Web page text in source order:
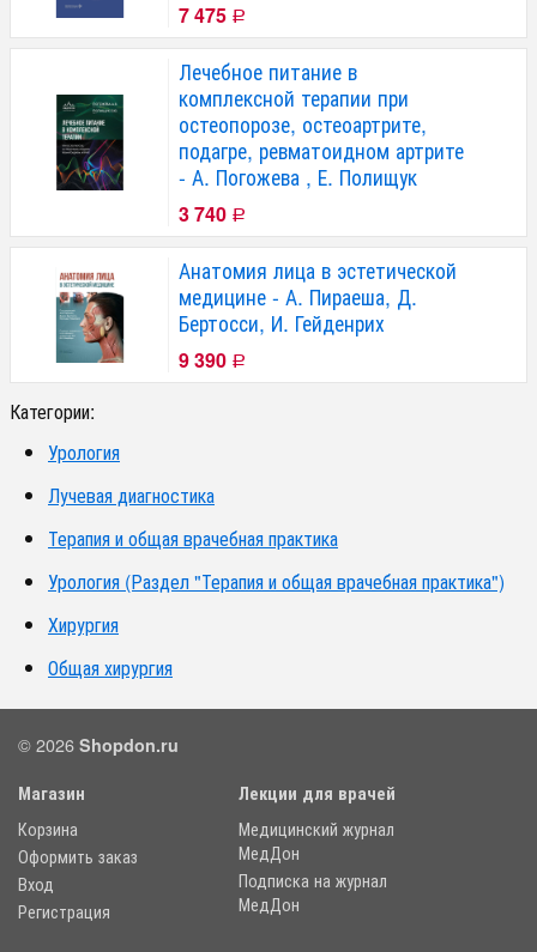
7 475 Р
Лечебное питание в
комплексной терапии при
остеопорозе, остеоартрите,
подагре, ревматоидном артрите
- А. Погожева , Е. Полищук
3 740 Р
Анатомия лица в эстетической
медицине - А. Пираеша, Д.
Бертосси, И. Гейденрих
9 390 Р
Категории:
Урология
Лучевая диагностика
Терапия и общая врачебная практика
Урология (Раздел "Терапия и общая врачебная практика")
Хирургия
Общая хирургия
© 2026 Shopdon.ru
Магазин
Корзина
Оформить заказ
Вход
Регистрация
Лекции для врачей
Медицинский журнал
МедДон
Подписка на журнал
МедДон